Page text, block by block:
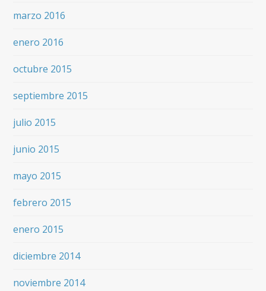
marzo 2016
enero 2016
octubre 2015
septiembre 2015
julio 2015
junio 2015
mayo 2015
febrero 2015
enero 2015
diciembre 2014
noviembre 2014